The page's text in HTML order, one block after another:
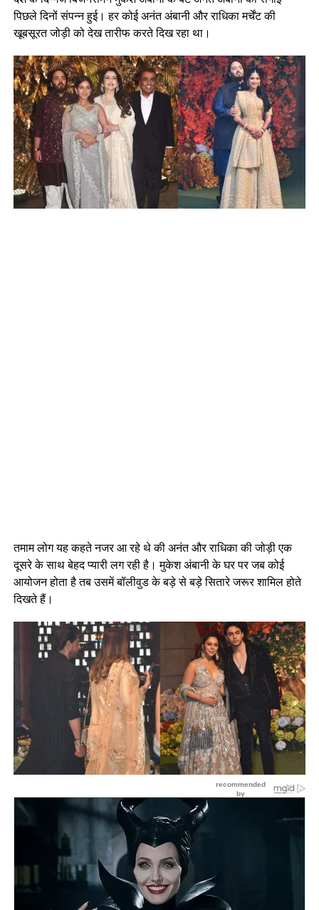
पिछले दिनों संपन्न हुई। हर कोई अनंत अंबानी और राधिका मर्चेंट की
खूबसूरत जोड़ी को देख तारीफ करते दिख रहा था।
तमाम लोग यह कहते नजर आ रहे थे की अनंत और राधिका की जोड़ी एक
दूसरे के साथ बेहद प्यारी लग रही है। मुकेश अंबानी के घर पर जब कोई
आयोजन होता है तब उसमें बॉलीवुड के बड़े से बड़े सितारे जरूर शामिल होते
दिखते हैं।